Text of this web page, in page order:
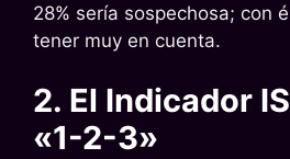
28% sería sospechosa; con
tener muy en cuenta.
2. El Indicador
«1-2-3»